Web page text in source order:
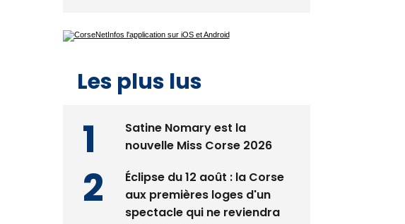
Les plus lus
Satine Nomary est la
Éclipse du 12 août : la Corse
spectacle qui ne reviendra
pas avant 2081